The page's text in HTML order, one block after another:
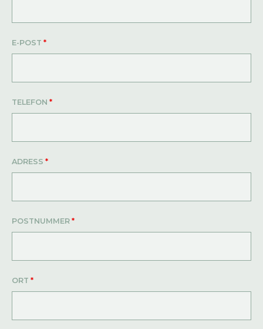
E-POST *
TELEFON *
ADRESS *
POSTNUMMER *
ORT *